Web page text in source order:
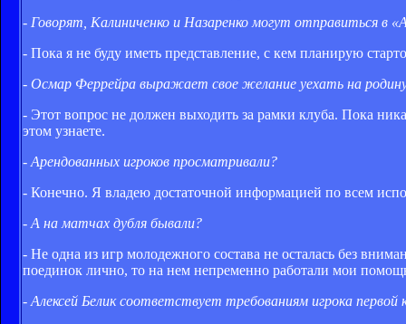
- Говорят, Калиниченко и Назаренко могут отправиться в
- Пока я не буду иметь представление, с кем планирую
- Осмар Феррейра выражает свое желание уехать на
- Этот вопрос не должен выходить за рамки клуба. Пока
этом узнаете.
- Арендованных игроков просматривали?
- Конечно. Я владею достаточной информацией по всем
- А на матчах дубля бывали?
- Не одна из игр молодежного состава не осталась без
поединок лично, то на нем непременно работали мои
- Алексей Белик соответствует требованиям игрока первой